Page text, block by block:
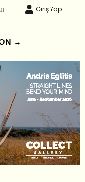
Giriş Yap
→